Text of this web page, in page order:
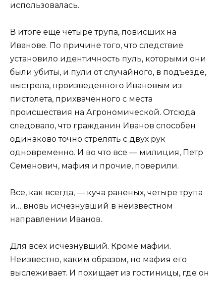
использовалась.
В итоге еще четыре трупа, повисших на
Иванове. По причине того, что следствие
установило идентичность пуль, которыми они
были убиты, и пули от случайного, в подъезде,
выстрела, произведенного Ивановым из
пистолета, прихваченного с места
происшествия на Агрономической. Отсюда
следовало, что гражданин Иванов способен
одинаково точно стрелять с двух рук
одновременно. И во что все — милиция, Петр
Семенович, мафия и прочие, поверили.
Все, как всегда, — куча раненых, четыре трупа
и… вновь исчезнувший в неизвестном
направлении Иванов.
Для всех исчезнувший. Кроме мафии.
Неизвестно, каким образом, но мафия его
выслеживает. И похищает из гостиницы, где он